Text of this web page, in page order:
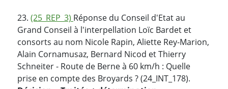
23. (25_REP_3) Réponse du Conseil d'Etat au
Grand Conseil à l'interpellation Loïc Bardet et
consorts au nom Nicole Rapin, Aliette Rey-Marion,
Alain Cornamusaz, Bernard Nicod et Thierry
Schneiter - Route de Berne à 60 km/h : Quelle
prise en compte des Broyards ? (24_INT_178).